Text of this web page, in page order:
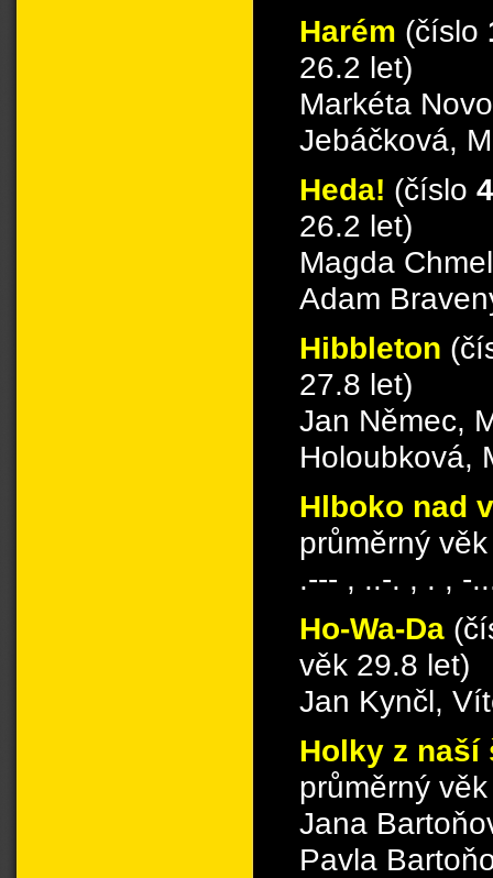
Harém (číslo
26.2 let)
Markéta
Jebáčková,
Heda! (číslo
26.2 let)
Magda
Adam
Hibbleton
27.8 let)
Jan Němec,
Holoubková,
Hlboko nad
průměrný
.--- , ..-. , . , -
Ho-Wa-Da
věk 29.8 let)
Jan Kynčl,
Holky z
průměrný
Jana
Pavla